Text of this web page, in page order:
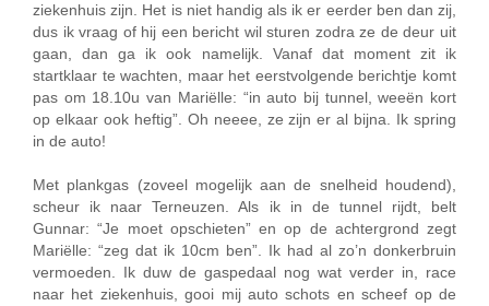
ziekenhuis zijn. Het is niet handig als ik er eerder ben dan zij,
dus ik vraag of hij een bericht wil sturen zodra ze de deur uit
gaan, dan ga ik ook namelijk. Vanaf dat moment zit ik
startklaar te wachten, maar het eerstvolgende berichtje komt
pas om 18.10u van Mariëlle: “in auto bij tunnel, weeën kort
op elkaar ook heftig”. Oh neeee, ze zijn er al bijna. Ik spring
in de auto!
Met plankgas (zoveel mogelijk aan de snelheid houdend),
scheur ik naar Terneuzen. Als ik in de tunnel rijdt, belt
Gunnar: “Je moet opschieten” en op de achtergrond zegt
Mariëlle: “zeg dat ik 10cm ben”. Ik had al zo’n donkerbruin
vermoeden. Ik duw de gaspedaal nog wat verder in, race
naar het ziekenhuis, gooi mij auto schots en scheef op de